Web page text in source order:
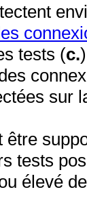
tests (c.
sur
tests
élevé